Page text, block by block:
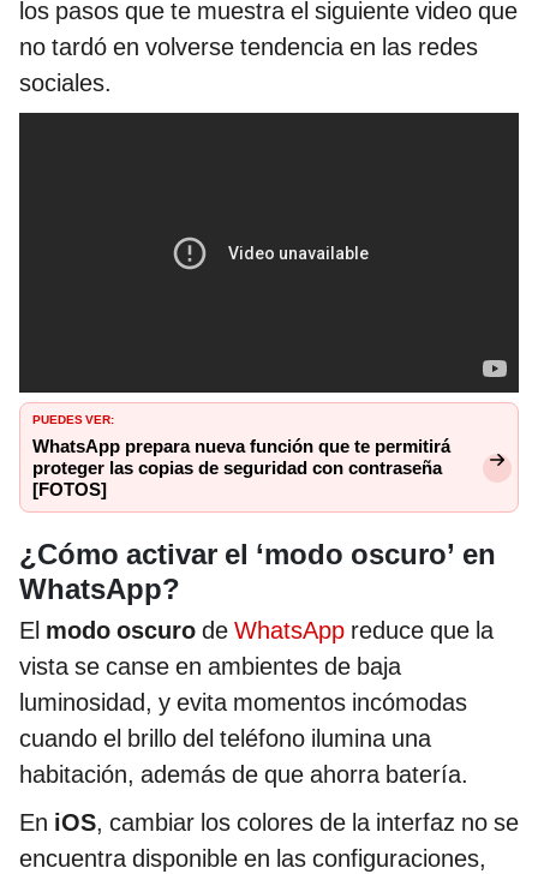
los pasos que te muestra el siguiente video que
no tardó en volverse tendencia en las redes
sociales.
PUEDES VER:
WhatsApp prepara nueva función que te permitirá
proteger las copias de seguridad con contraseña
[FOTOS]
¿Cómo activar el ‘modo oscuro’ en
WhatsApp?
El modo oscuro de WhatsApp reduce que la
vista se canse en ambientes de baja
luminosidad, y evita momentos incómodas
cuando el brillo del teléfono ilumina una
habitación, además de que ahorra batería.
En iOS, cambiar los colores de la interfaz no se
encuentra disponible en las configuraciones,